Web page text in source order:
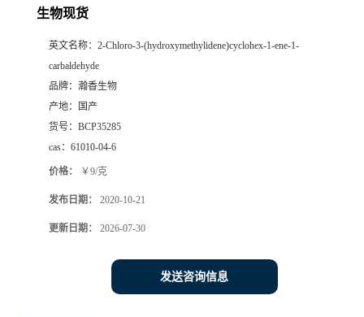
生物现货
英文名称： 2-Chloro-3-(hydroxymethylidene)cyclohex-1-ene-1-
carbaldehyde
品牌： 瀚香生物
产地：
国产
货号： BCP35285
cas： 61010-04-6
价格： ￥9/克
发布日期： 2020-10-21
更新日期： 2026-07-30
发送咨询信息